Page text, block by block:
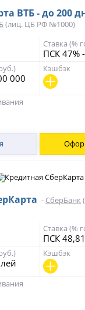
ВТБ - до 200
(лиц. ЦБ РФ №1000)
Ставка (%
ПСК 47%
000
Кэшбэк
- СберБанк
Ставка (%
ПСК
Кэшбэк